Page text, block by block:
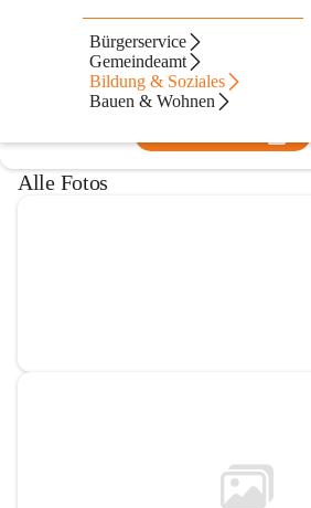
Bürgerservice
Gemeindeamt
Bildung & Soziales
Bauen & Wohnen
Volksschule Dafins
@volksschule-dafins
Volksschule
Alle Fotos